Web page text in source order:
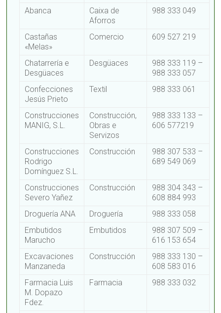
Abanca
Caixa de
Aforros
988 333 049
Castañas
«Melas»
Comercio 609 527 219
Chatarrería e
Desgüaces
Desgüaces
988 333 119 –
988 333 057
Confecciones
Jesús Prieto
Textil 988 333 061
Construcciones
MANIG, S.L.
Construcción,
Obras e
Servizos
988 333 133 –
606 577219
Construcciones
Rodrigo
Domínguez S.L.
Construcción
988 307 533 –
689 549 069
Construcciones
Severo Yañez
Construcción
988 304 343 –
608 884 993
Droguería ANA
Droguería
988 333 058
Embutidos
Marucho
Embutidos
988 307 509 –
616 153 654
Excavaciones
Manzaneda
Construcción
988 333 130 –
608 583 016
Farmacia Luis
M. Dopazo
Fdez.
Farmacia 988 333 032